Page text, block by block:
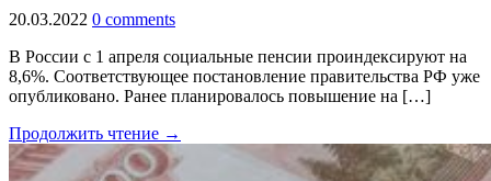
20.03.2022 0 comments
В России с 1 апреля социальные пенсии проиндексируют на
8,6%. Соответствующее постановление правительства РФ уже
опубликовано. Ранее планировалось повышение на […]
Продолжить чтение →